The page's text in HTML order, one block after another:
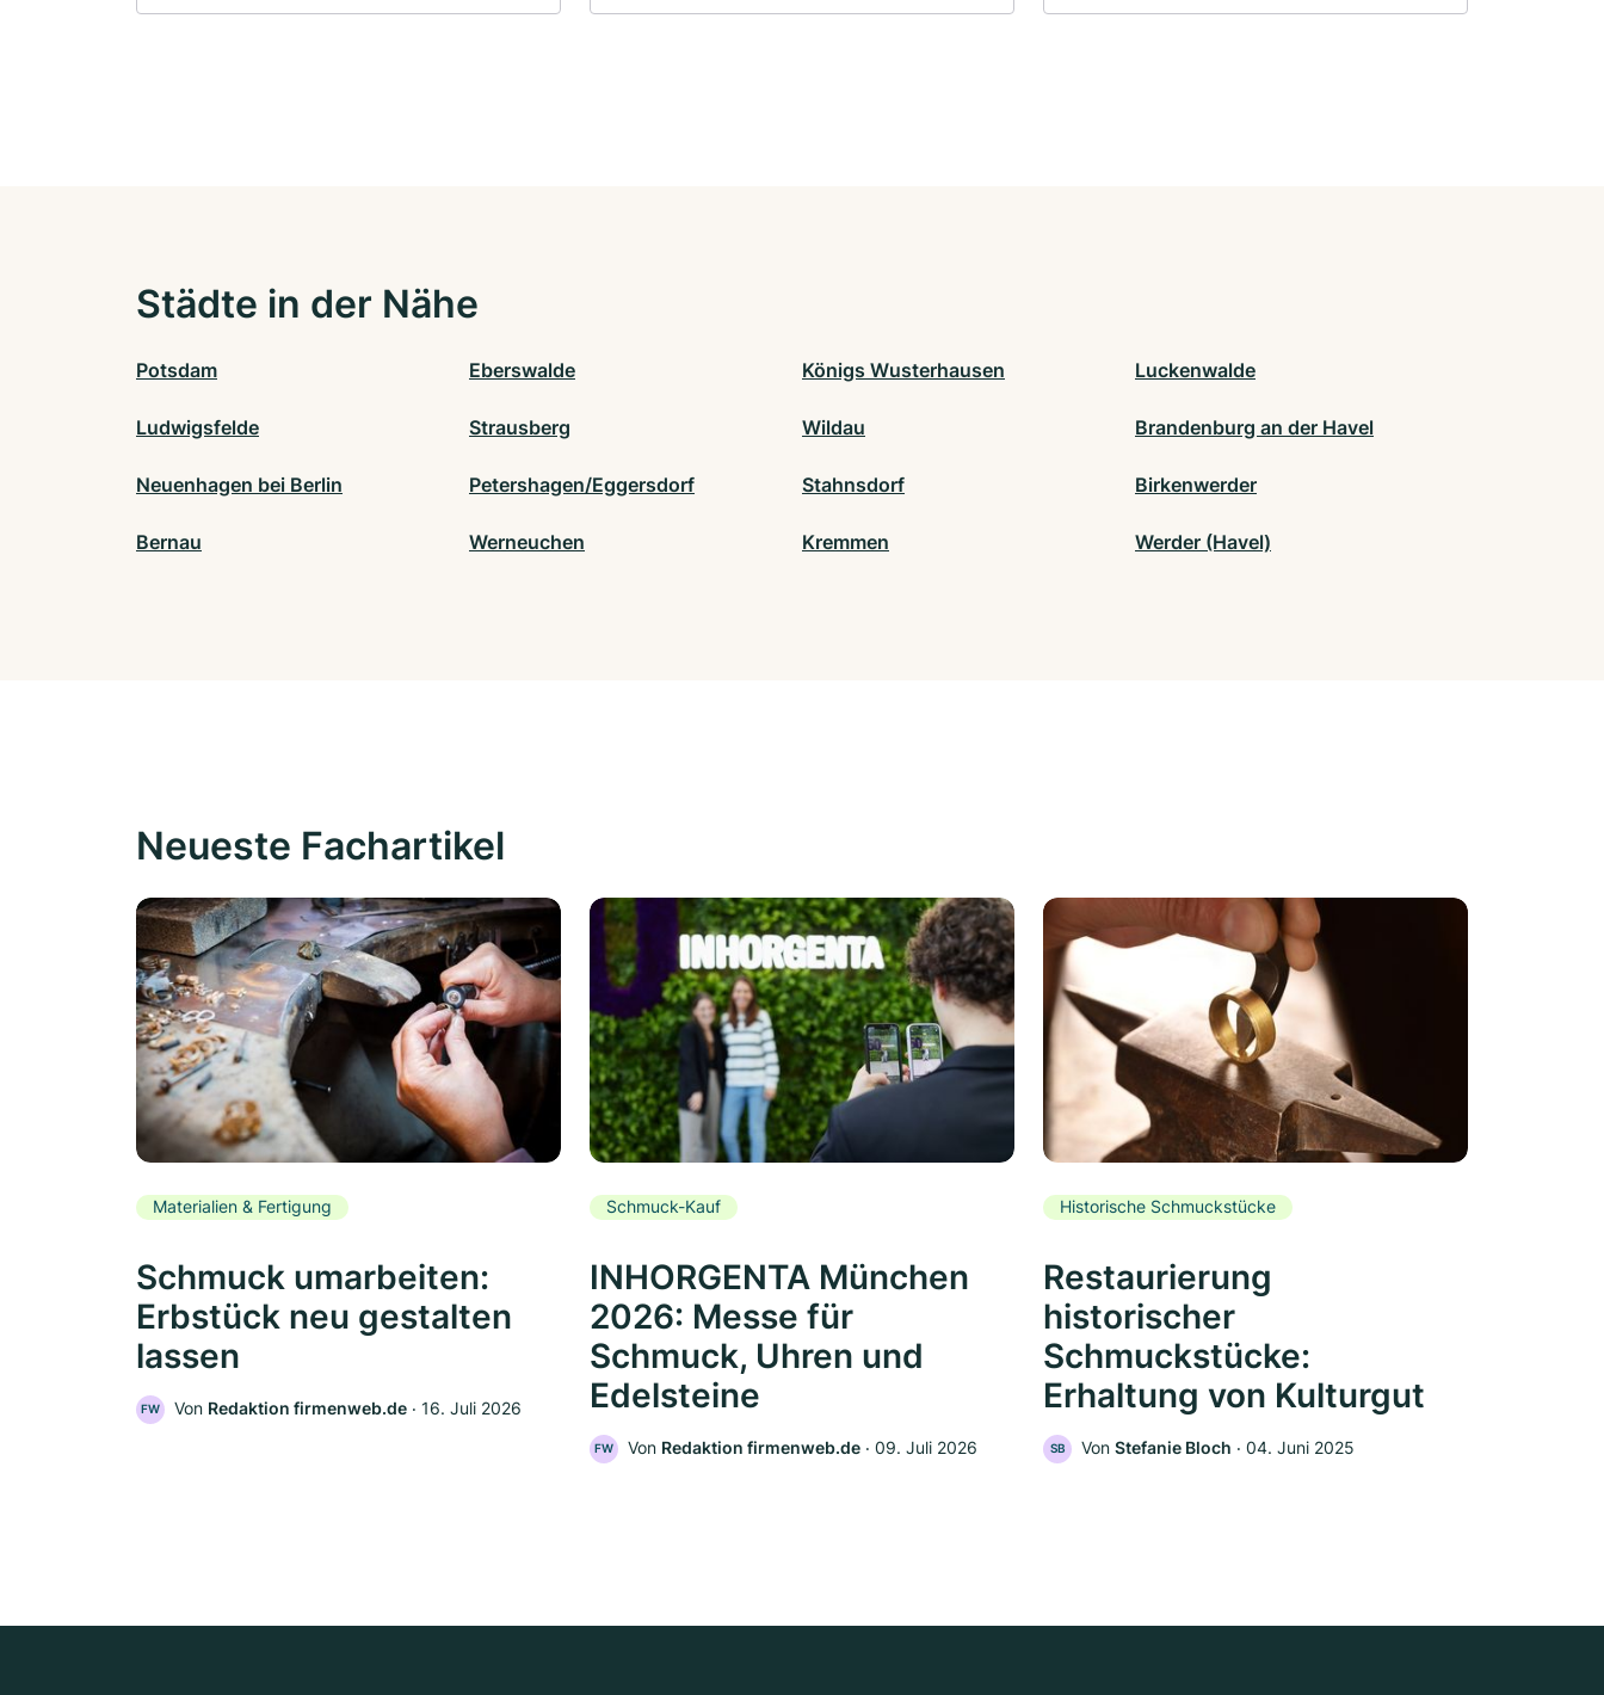
Städte in der Nähe
Potsdam Eberswalde Königs Wusterhausen Luckenwalde
Ludwigsfelde Strausberg Wildau Brandenburg an der Havel
Neuenhagen bei Berlin Petershagen/Eggersdorf Stahnsdorf Birkenwerder
Bernau Werneuchen Kremmen Werder (Havel)
Neueste Fachartikel
Materialien & Fertigung
Schmuck umarbeiten:
Erbstück neu gestalten
lassen
FW Von Redaktion firmenweb.de ‧ 16. Juli 2026
Schmuck-Kauf
INHORGENTA München
2026: Messe für
Schmuck, Uhren und
Edelsteine
FW Von Redaktion firmenweb.de ‧ 09. Juli 2026
Historische Schmuckstücke
Restaurierung
historischer
Schmuckstücke:
Erhaltung von Kulturgut
SB Von Stefanie Bloch ‧ 04. Juni 2025